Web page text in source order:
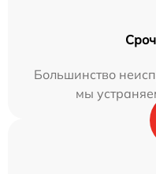
Большинство
мы